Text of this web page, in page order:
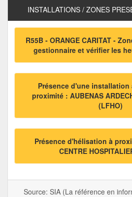
INSTALLATIONS / ZONES
R55B - ORANGE CARITAT -
gestionnaire et vérifier les
Présence d'une installation
proximité : AUBENAS
(LFHO)
Présence d'hélisation à
CENTRE
Source: SIA (La référence en